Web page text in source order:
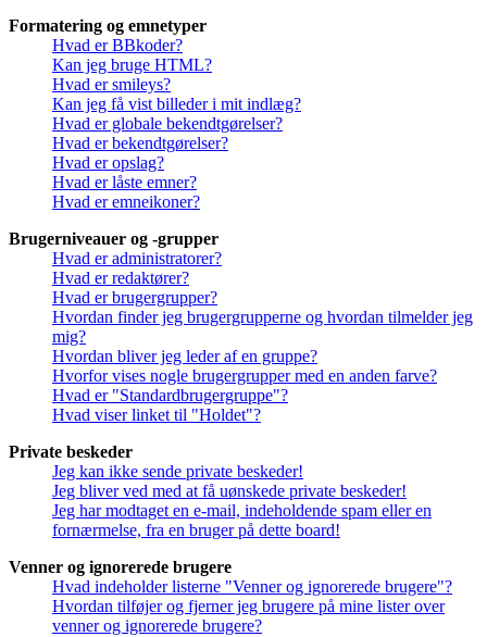
Formatering og emnetyper
Hvad er BBkoder?
Kan jeg bruge HTML?
Hvad er smileys?
Kan jeg få vist billeder i mit indlæg?
Hvad er globale bekendtgørelser?
Hvad er bekendtgørelser?
Hvad er opslag?
Hvad er låste emner?
Hvad er emneikoner?
Brugerniveauer og -grupper
Hvad er administratorer?
Hvad er redaktører?
Hvad er brugergrupper?
Hvordan finder jeg brugergrupperne og hvordan tilmelder jeg
mig?
Hvordan bliver jeg leder af en gruppe?
Hvorfor vises nogle brugergrupper med en anden farve?
Hvad er "Standardbrugergruppe"?
Hvad viser linket til "Holdet"?
Private beskeder
Jeg kan ikke sende private beskeder!
Jeg bliver ved med at få uønskede private beskeder!
Jeg har modtaget en e-mail, indeholdende spam eller en
fornærmelse, fra en bruger på dette board!
Venner og ignorerede brugere
Hvad indeholder listerne "Venner og ignorerede brugere"?
Hvordan tilføjer og fjerner jeg brugere på mine lister over
venner og ignorerede brugere?